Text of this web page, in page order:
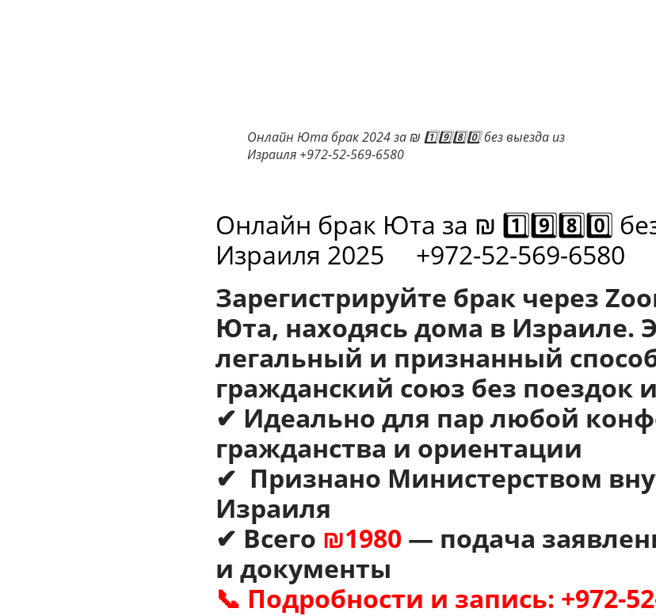
Онлайн Юта брак 2024 за ₪ 1️⃣9️⃣8️⃣0️⃣ без выезда из
Израиля +972-52-569-6580
Онлайн брак Юта за ₪ 1️⃣9️⃣8️⃣0️⃣
Израиля 2025 +972-52-569-6580
Зарегистрируйте брак через
Юта, находясь дома в Израиле.
легальный и признанный
гражданский союз без поездок
✔ Идеально для пар любой
гражданства и ориентации
✔ Признано Министерством
Израиля
✔ Всего ₪1980 — подача
и документы
📞 Подробности и запись: +972-